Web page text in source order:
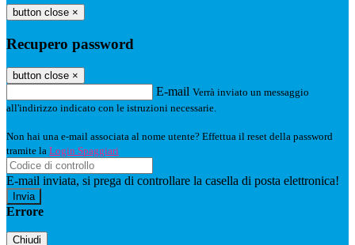
button close ×
Recupero password
button close ×
E-mail Verrà inviato un messaggio
all'indirizzo indicato con le istruzioni necessarie.
Non hai una e-mail associata al nome utente? Effettua il reset della password
tramite la Login Spaggiari
E-mail inviata, si prega di controllare la casella di posta elettronica!
Errore
Chiudi